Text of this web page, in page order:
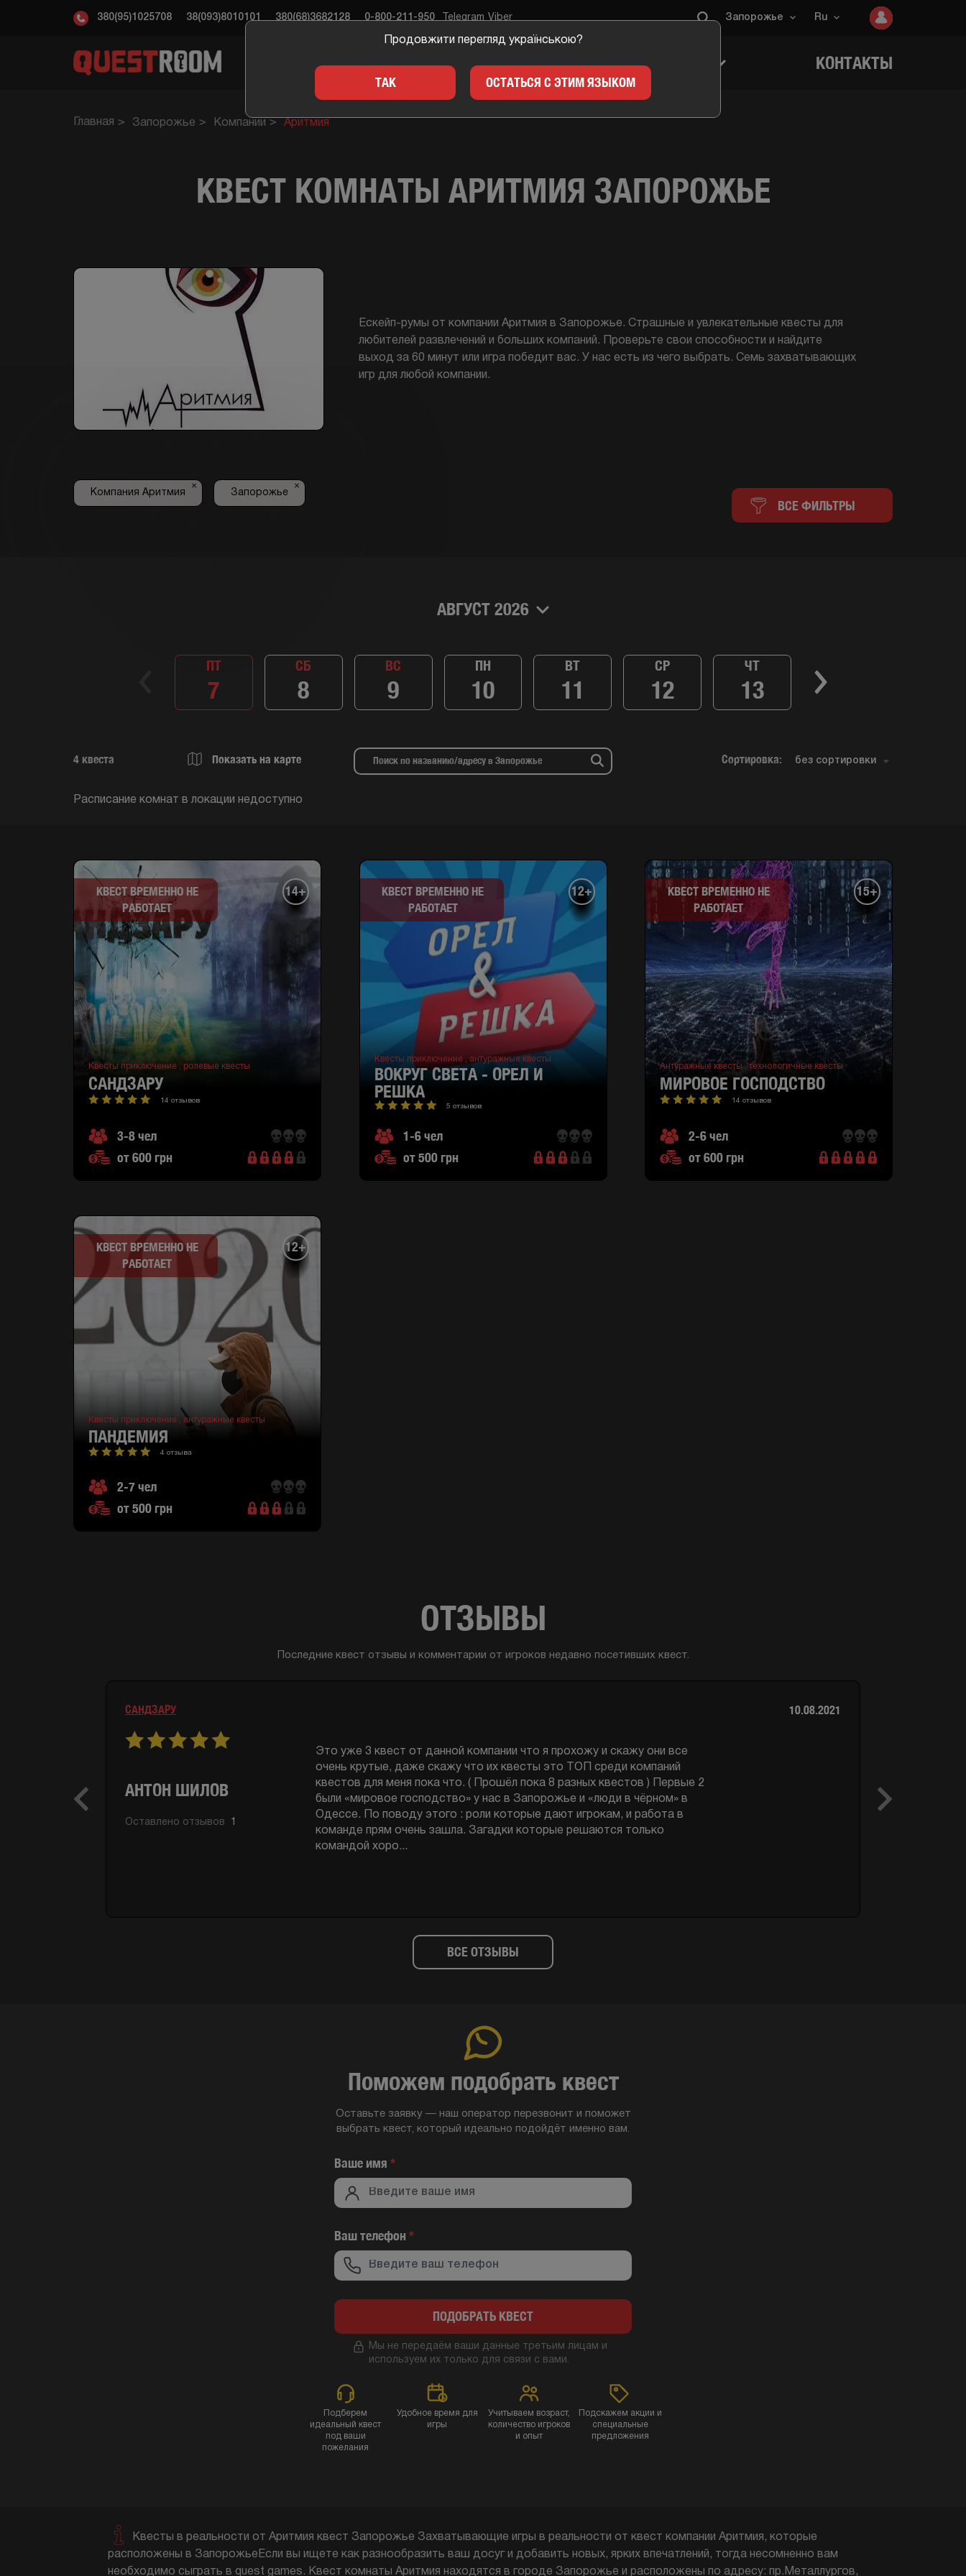
380(95)1025708 38(093)8010101 380(68)3682128 0-800-211-950 Telegram Viber Запорожье Ru
КВЕСТЫ ПОДАРКИ ДЛЯ ИГРОКОВ КОНТАКТЫ
Главная Запорожье Компании Аритмия
КВЕСТ КОМНАТЫ АРИТМИЯ ЗАПОРОЖЬЕ
Ескейп-румы от компании Аритмия в Запорожье. Страшные и увлекательные квесты для
любителей развлечений и больших компаний. Проверьте свои способности и найдите
выход за 60 минут или игра победит вас. У нас есть из чего выбрать. Семь захватывающих
игр для любой компании.
Компания Аритмия
×
Запорожье
×
ВСЕ ФИЛЬТРЫ
АВГУСТ 2026
ПТ
7
СБ
8
ВС
9
ПН
10
ВТ
11
СР
12
ЧТ
13
4 квеста Показать на карте Сортировка:
Расписание комнат в локации недоступно
КВЕСТ ВРЕМЕННО НЕ
РАБОТАЕТ
14+
Квесты приключение , ролевые квесты
САНДЗАРУ
14 отзывов
3-8 чел
от 600 грн
КВЕСТ ВРЕМЕННО НЕ
РАБОТАЕТ
12+
Квесты приключение , антуражные квесты
ВОКРУГ СВЕТА - ОРЕЛ И
РЕШКА
5 отзывов
1-6 чел
от 500 грн
КВЕСТ ВРЕМЕННО НЕ
РАБОТАЕТ
15+
Антуражные квесты ,технологичные квесты
МИРОВОЕ ГОСПОДСТВО
14 отзывов
2-6 чел
от 600 грн
КВЕСТ ВРЕМЕННО НЕ
РАБОТАЕТ
12+
Квесты приключение , антуражные квесты
ПАНДЕМИЯ
4 отзыва
2-7 чел
от 500 грн
ОТЗЫВЫ
Последние квест отзывы и комментарии от игроков недавно посетивших квест.
ВОКРУГ СВЕТА - ОРЕЛ И РЕШКА
АЛЕКСАНДРА
Оставлено отзывов 2
22.09.2019
Квест разочаровал. Либо нас просто разбалывали другие, классные,
многокомнотные квесты. Совершенно не понятно, что мы искали в
квесте и что в итоге нашли. Квест для деток лет до 12. Нам как уже
взрослым людям было не интересно, не тратьте средства.
Next
ВСЕ ОТЗЫВЫ
Поможем подобрать квест
Оставьте заявку — наш оператор перезвонит и поможет
выбрать квест, который идеально подойдёт именно вам.
Ваше имя *
Ваш телефон *
ПОДОБРАТЬ КВЕСТ
Мы не передаём ваши данные третьим лицам и
используем их только для связи с вами.
Подберем
идеальный квест
под ваши
пожелания
Удобное время для
игры
Учитываем возраст,
количество игроков
и опыт
Подскажем акции и
специальные
предложения
Квесты в реальности от Аритмия квест Запорожье Захватывающие игры в реальности от квест компании Аритмия, которые
расположены в ЗапорожьеЕсли вы ищете как разнообразить ваш досуг и добавить новых, ярких впечатлений, тогда несомненно вам
необходимо сыграть в quest games. Квест комнаты Аритмия находятся в городе Запорожье и расположены по адресу: пр.Металлургов,
Продовжити перегляд українською?
ТАК ОСТАТЬСЯ С ЭТИМ ЯЗЫКОМ